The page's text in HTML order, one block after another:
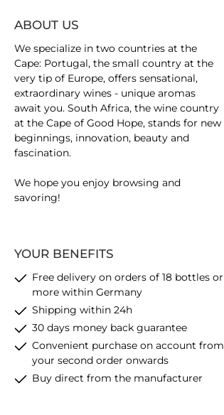
YOUR BENEFITS
Free delivery on orders of 18 bottles or
more within Germany
Shipping within 24h
30 days money back guarantee
Convenient purchase on account from
your second order onwards
Buy direct from the manufacturer
ABOUT US
We specialize in two countries at the
Cape: Portugal, the small country at the
very tip of Europe, offers sensational,
extraordinary wines - unique aromas
await you. South Africa, the wine country
at the Cape of Good Hope, stands for new
beginnings, innovation, beauty and
fascination.
We hope you enjoy browsing and
savoring!